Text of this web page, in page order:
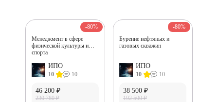
ИПО
10 10
Менеджмент в сфере
физической культуры и
спорта
46 200 ₽
230 780 ₽
-80%
ИПО
10 10
Бурение нефтяных и
газовых скважин
38 500 ₽
192 500 ₽
-80%